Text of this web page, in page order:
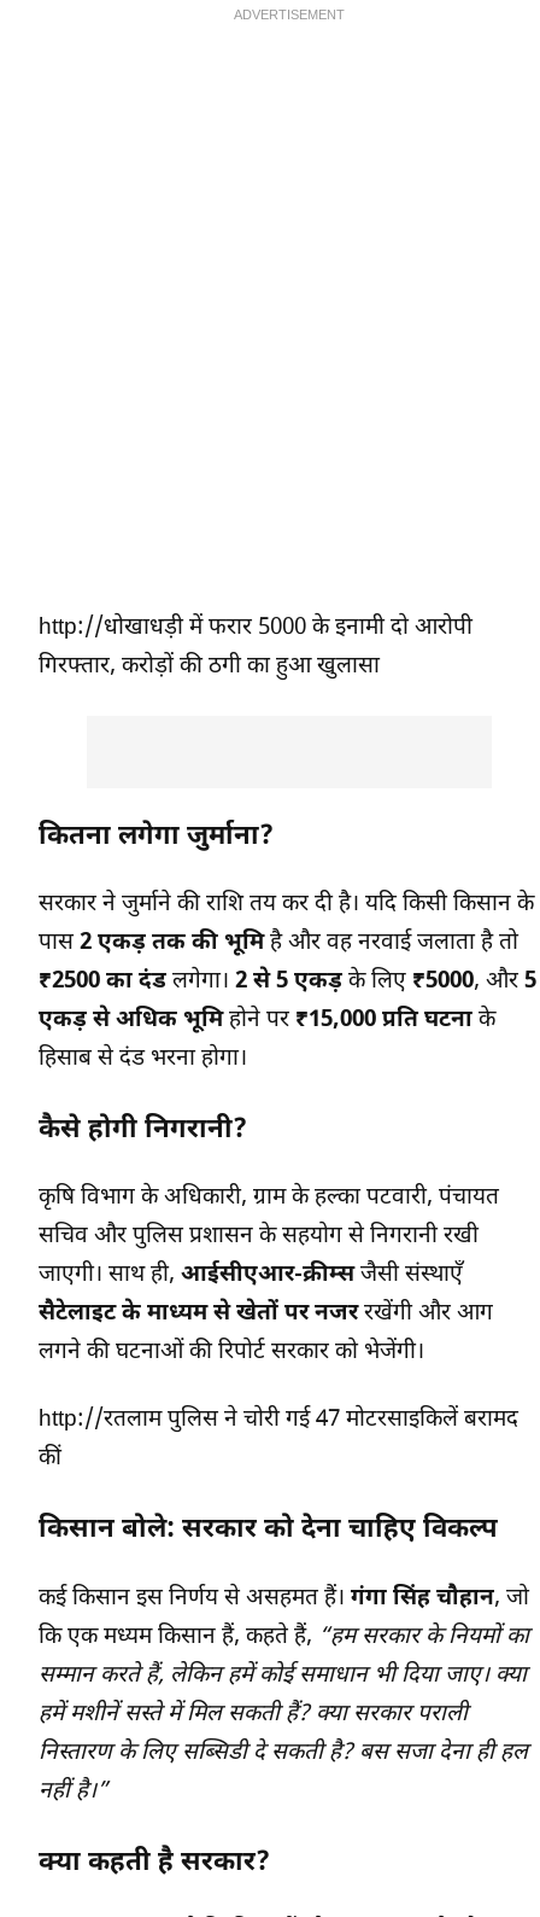
ADVERTISEMENT
http://धोखाधड़ी में फरार 5000 के इनामी दो आरोपी
गिरफ्तार, करोड़ों की ठगी का हुआ खुलासा
कितना लगेगा जुर्माना?
सरकार ने जुर्माने की राशि तय कर दी है। यदि किसी किसान के
पास2 एकड़ तक की भूमिहै और वह नरवाई जलाता है तो
₹2500 का दंड लगेगा। 2 से 5 एकड़ के लिए ₹5000, और 5
एकड़ से अधिक भूमिहोने पर ₹15,000 प्रति घटना के
हिसाब से दंड भरना होगा।
कैसे होगी निगरानी?
कृषि विभाग के अधिकारी, ग्राम के हल्का पटवारी, पंचायत
सचिव और पुलिस प्रशासन के सहयोग से निगरानी रखी
जाएगी। साथ ही, आईसीएआर-क्रीम्सजैसी संस्थाएँ
सैटेलाइट के माध्यम से खेतों पर नजररखेंगी और आग
लगने की घटनाओं की रिपोर्ट सरकार को भेजेंगी।
http://रतलाम पुलिस ने चोरी गई 47 मोटरसाइकिलें बरामद
कीं
किसान बोले: सरकार को देना चाहिए विकल्प
कई किसान इस निर्णय से असहमत हैं। गंगा सिंह चौहान, जो
कि एक मध्यम किसान हैं, कहते हैं, “हम सरकार के नियमों का
सम्मान करते हैं, लेकिन हमें कोई समाधान भी दिया जाए। क्या
हमें मशीनें सस्ते में मिल सकती हैं? क्या सरकार पराली
निस्तारण के लिए सब्सिडी दे सकती है? बस सजा देना ही हल
नहीं है।”
क्या कहती है सरकार?